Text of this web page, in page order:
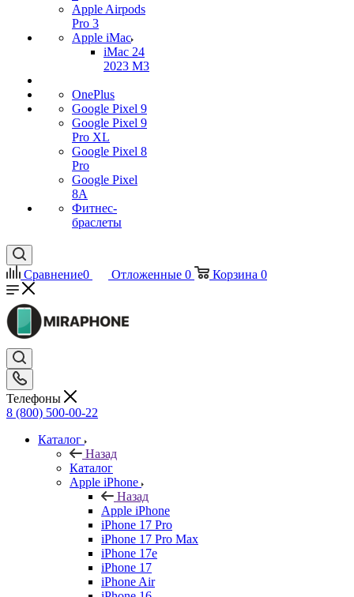
Apple Airpods
Pro 3
Apple iMac
iMac 24
2023 M3
OnePlus
Google Pixel 9
Google Pixel 9
Pro XL
Google Pixel 8
Pro
Google Pixel
8A
Фитнес-
браслеты
Сравнение0 Отложенные 0 Корзина 0
Телефоны
8 (800) 500-00-22
Каталог
Назад
Каталог
Apple iPhone
Назад
Apple iPhone
iPhone 17 Pro
iPhone 17 Pro Max
iPhone 17e
iPhone 17
iPhone Air